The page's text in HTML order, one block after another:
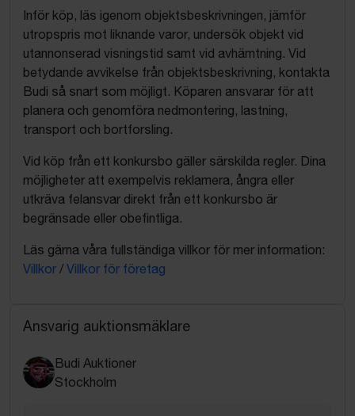
Inför köp, läs igenom objektsbeskrivningen, jämför
utropspris mot liknande varor, undersök objekt vid
utannonserad visningstid samt vid avhämtning. Vid
betydande avvikelse från objektsbeskrivning, kontakta
Budi så snart som möjligt. Köparen ansvarar för att
planera och genomföra nedmontering, lastning,
transport och bortforsling.
Vid köp från ett konkursbo gäller särskilda regler. Dina
möjligheter att exempelvis reklamera, ångra eller
utkräva felansvar direkt från ett konkursbo är
begränsade eller obefintliga.
Läs gärna våra fullständiga villkor för mer information:
Villkor / Villkor för företag
Ansvarig auktionsmäklare
Budi Auktioner
Stockholm